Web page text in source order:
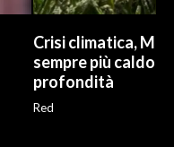
Crisi climatica,
sempre più caldo
profondità
Red